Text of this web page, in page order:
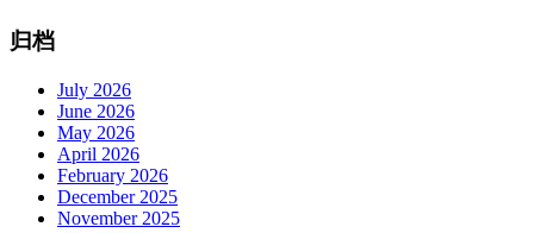
归档
July 2026
June 2026
May 2026
April 2026
February 2026
December 2025
November 2025